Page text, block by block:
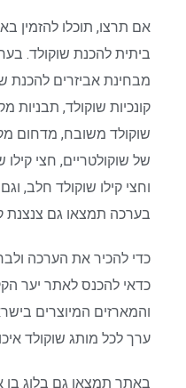
אם תרצו, תוכלו להזמין
ביתית להכנת שוקולד.
מבחינת אביזרים להכנת
קונכיות שוקולד, תבניות
שוקולד משובח, מדחום
של שוקולטריים, חצי קילו
וחצי קילו שוקולד חלב, וגם
בערכה תמצאו גם צנצנת
כדי להכיר את הערכה
כדאי להכנס לאתר יער
והמארזים המיוצרים
ערך לכל מותג שוקולד
באתר תמצאו גם בלוג בו